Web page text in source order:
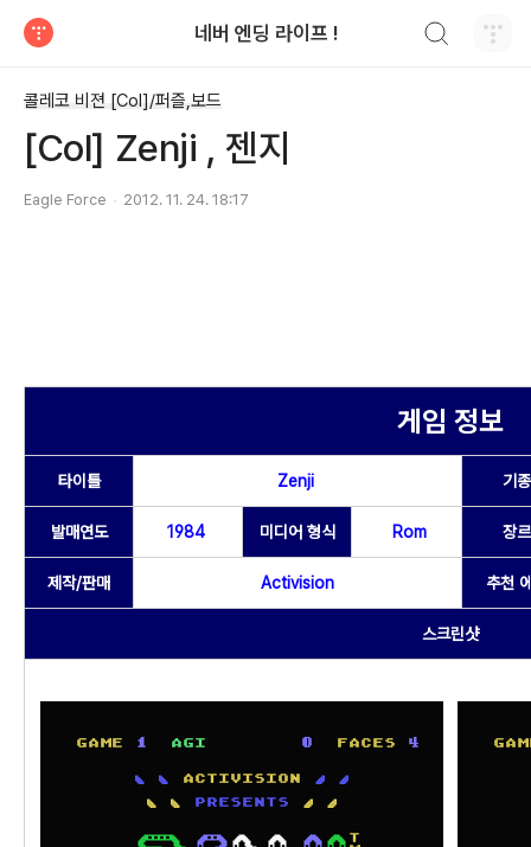
네버 엔딩 라이프 !
콜레코 비젼 [Col]/퍼즐,보드
[Col] Zenji , 젠지
Eagle Force 2012. 11. 24. 18:17
게임 정보
타이틀 Zenji 기종
발매연도 1984 미디어 형식 Rom 장르
제작/판매 Activision 추천
스크린샷